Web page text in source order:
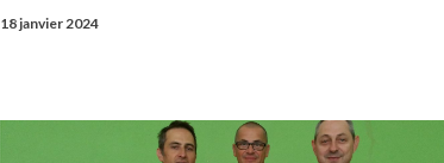
18 janvier 2024